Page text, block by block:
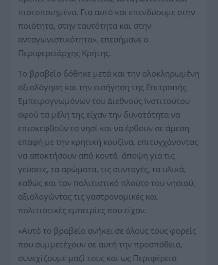
πιστοποιημένα. Για αυτό και επενδύουμε στην
ποιότητα, στην ταυτότητα και στην
ανταγωνιστικότητα», επεσήμανε ο
Περιφερειάρχης Κρήτης.
Το βραβείο δόθηκε μετά και την ολοκληρωμένη
αξιολόγηση και την εισήγηση της Επιτροπής
Εμπειρογνωμόνων του Διεθνούς Ινστιτούτου
αφού τα μέλη της είχαν την δυνατότητα να
επισκεφθούν το νησί και να έρθουν σε άμεση
επαφή με την κρητική κουζίνα, επιτυγχάνοντας
να αποκτήσουν από κοντά άποψη για τις
γεύσεις, τα αρώματα, τις συνταγές, τα υλικά,
καθώς και τον πολιτιστικό πλούτο του νησιού,
αξιολογώντας τις γαστρονομικές και
πολιτιστικές εμπειρίες που είχαν.
«Αυτό το βραβείο ανήκει σε όλους τους φορείς
που συμμετέχουν σε αυτή την προσπάθεια,
συνεχίζουμε μαζί τους και ως Περιφέρεια